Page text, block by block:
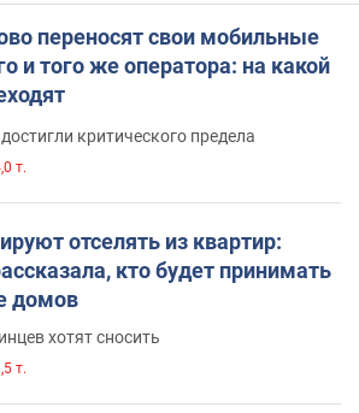
переносят свои мобильные
и того же оператора: на какой
критического предела
т.
отселять из квартир:
кто будет принимать
домов
хотят сносить
т.